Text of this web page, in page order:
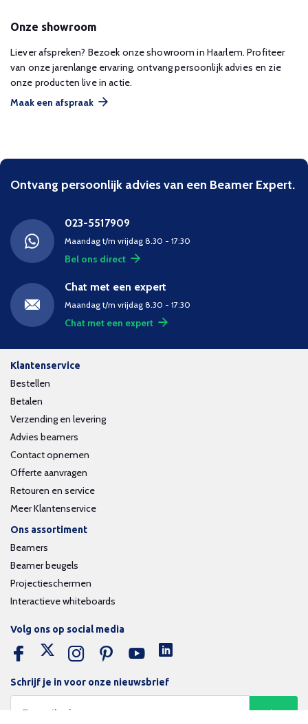
Onze showroom
Liever afspreken? Bezoek onze showroom in Haarlem. Profiteer
van onze jarenlange ervaring, ontvang persoonlijk advies en zie
onze producten live in actie.
Maak een afspraak
Ontvang persoonlijk advies van een Beamer Expert.
023-5517909
Maandag t/m vrijdag 8.30 - 17:30
Bel ons direct
Chat met een expert
Maandag t/m vrijdag 8.30 - 17:30
Chat met een expert
Klantenservice
Bestellen
Betalen
Verzending en levering
Advies beamers
Contact opnemen
Offerte aanvragen
Retouren en service
Meer Klantenservice
Ons assortiment
Beamers
Beamer beugels
Projectieschermen
Interactieve whiteboards
Schrijf je in voor onze nieuwsbrief
Volg ons op social media